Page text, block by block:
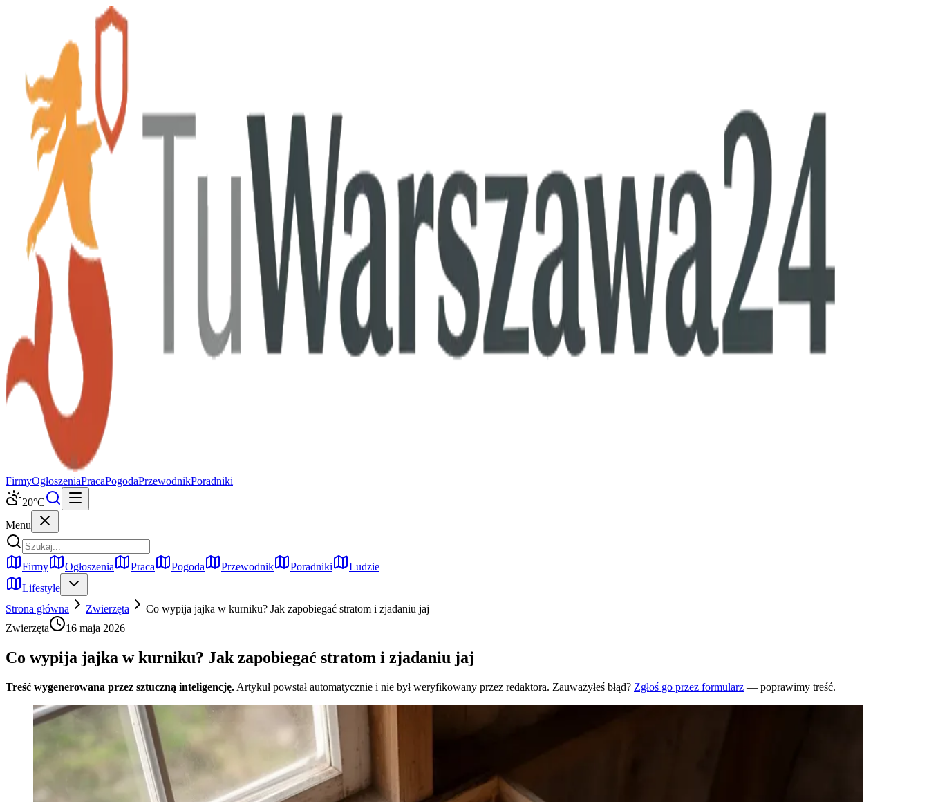
FirmyOgłoszeniaPracaPogodaPrzewodnikPoradniki
20°C
Menu
Firmy Ogłoszenia Praca Pogoda Przewodnik Poradniki
Ludzie
Lifestyle
Strona główna
Zwierzęta
Co wypija jajka w kurniku? Jak zapobiegać stratom i zjadaniu jaj
Zwierzęta
16 maja 2026
Co wypija jajka w kurniku? Jak zapobiegać stratom i zjadaniu jaj
Treść wygenerowana przez sztuczną inteligencję. Artykuł powstał automatycznie i nie był weryfikowany przez redaktora. Zauważyłeś błąd? Zgłoś go przez formularz — poprawimy treść.